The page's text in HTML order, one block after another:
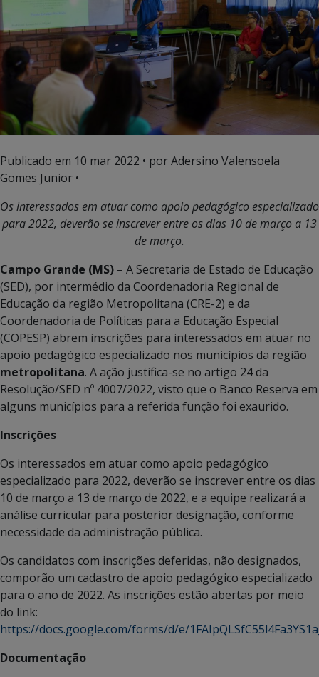
Publicado em 10 mar 2022 • por Adersino Valensoela
Gomes Junior •
Os interessados em atuar como apoio pedagógico especializado
para 2022, deverão se inscrever entre os dias 10 de março a 13
de março.
Campo Grande (MS) – A Secretaria de Estado de Educação
(SED), por intermédio da Coordenadoria Regional de
Educação da região Metropolitana (CRE-2) e da
Coordenadoria de Políticas para a Educação Especial
(COPESP) abrem inscrições para interessados em atuar no
apoio pedagógico especializado nos municípios da região
metropolitana. A ação justifica-se no artigo 24 da
Resolução/SED nº 4007/2022, visto que o Banco Reserva em
alguns municípios para a referida função foi exaurido.
Inscrições
Os interessados em atuar como apoio pedagógico
especializado para 2022, deverão se inscrever entre os dias
10 de março a 13 de março de 2022, e a equipe realizará a
análise curricular para posterior designação, conforme
necessidade da administração pública.
Os candidatos com inscrições deferidas, não designados,
comporão um cadastro de apoio pedagógico especializado
para o ano de 2022. As inscrições estão abertas por meio
do link:
https://docs.google.com/forms/d/e/
Documentação